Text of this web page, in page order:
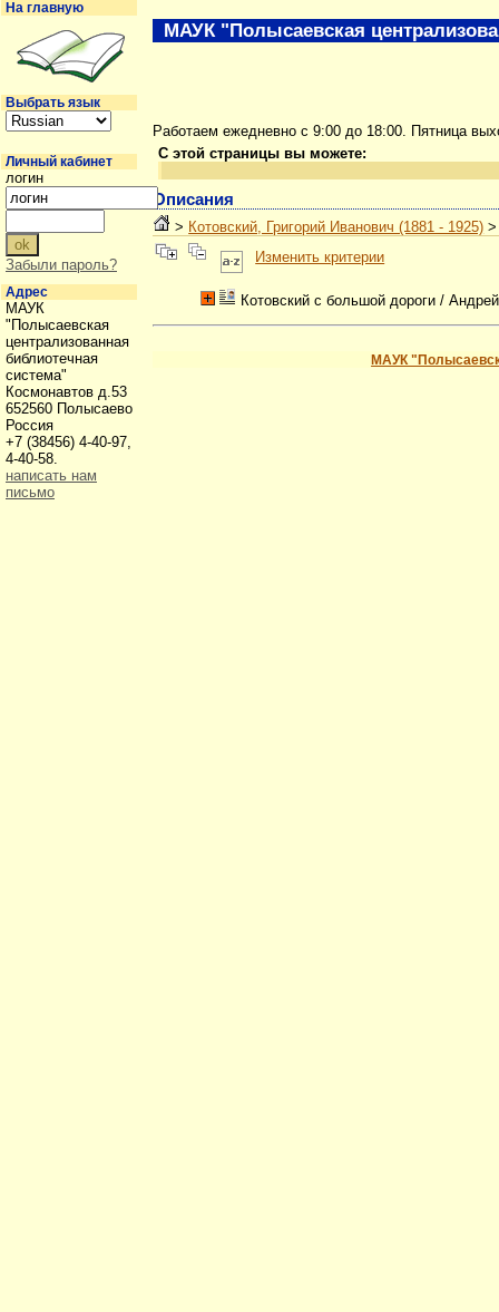
Работаем ежедневно с 9:00 до 18:00. Пятница
С этой страницы вы можете:
Описания
> Котовский, Григорий Иванович (1881 - 1925)
Изменить критерии
Котовский с большой дороги /
МАУК
МАУК "Полысаевская
На главную
Выбрать язык
Личный кабинет
логин
Забыли пароль?
Адрес
МАУК
"Полысаевская
централизованная
библиотечная
система"
Космонавтов д.53
652560 Полысаево
Россия
+7 (38456) 4-40-97,
4-40-58.
написать нам
письмо